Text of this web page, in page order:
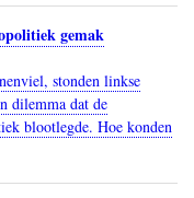
gemak
stonden linkse
dilemma dat de
blootlegde. Hoe konden